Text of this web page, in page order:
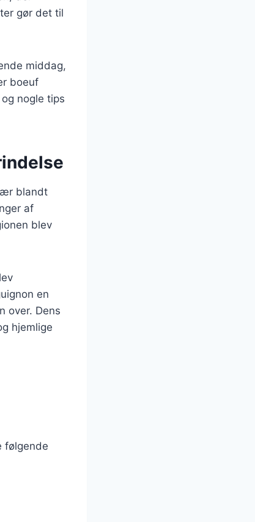
gør det til
middag,
boeuf
nogle tips
blandt
af
blev
en
over. Dens
hjemlige
følgende